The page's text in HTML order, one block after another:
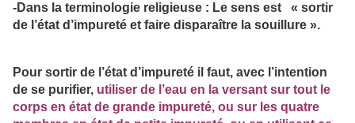
-Dans la terminologie religieuse : Le sens est « sortir
de l’état d’impureté et faire disparaître la souillure ».
Pour sortir de l’état d’impureté il faut, avec l’intention
de se purifier, utiliser de l’eau en la versant sur tout le
corps en état de grande impureté, ou sur les quatre